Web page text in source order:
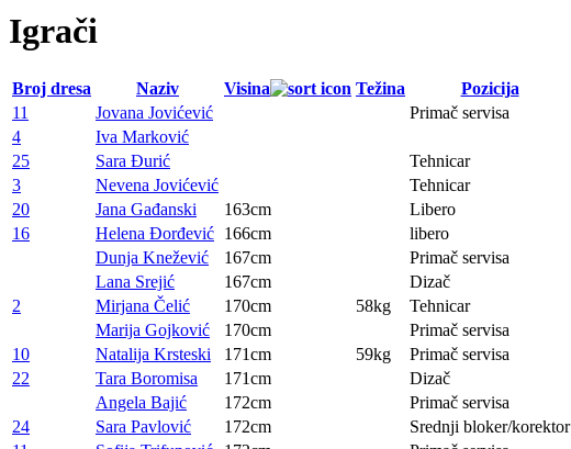
Igrači
Broj dresa Naziv Visina Težina Pozicija
11
Jovana Jovićević Primač servisa
4
Iva Marković
25
Sara Đurić Tehnicar
3
Nevena Jovićević Tehnicar
20
Jana Gađanski 163cm Libero
16
Helena Đorđević 166cm libero
Dunja Knežević
167cm Primač servisa
Lana Srejić
167cm Dizač
2
Mirjana Čelić 170cm 58kg Tehnicar
Marija Gojković
170cm Primač servisa
10
Natalija Krsteski 171cm 59kg Primač servisa
22
Tara Boromisa 171cm Dizač
Angela Bajić
172cm Primač servisa
24
Sara Pavlović 172cm Srednji bloker/korektor